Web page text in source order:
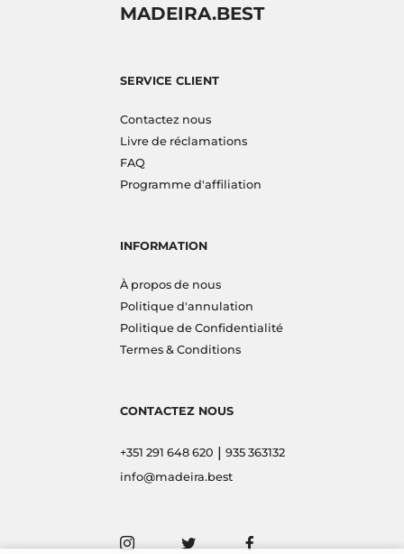
MADEIRA.BEST
SERVICE CLIENT
Contactez nous
Livre de réclamations
FAQ
Programme d'affiliation
INFORMATION
À propos de nous
Politique d'annulation
Politique de Confidentialité
Termes & Conditions
CONTACTEZ NOUS
+351 291 648 620 | 935 363132
info@madeira.best